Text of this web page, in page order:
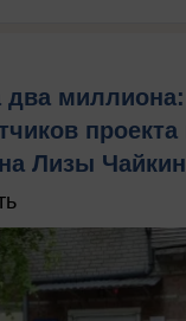
миллиона:
Лизы